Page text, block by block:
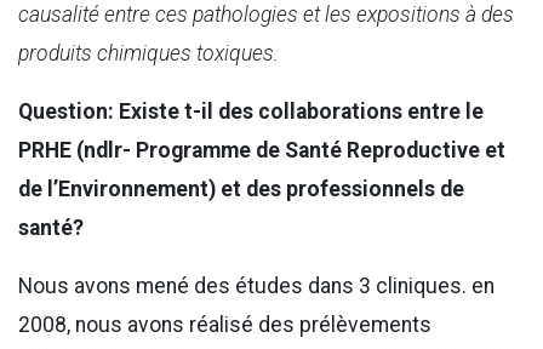
causalité entre ces pathologies et les expositions à des
produits chimiques toxiques.
Question: Existe t-il des collaborations entre le
PRHE (ndlr- Programme de Santé Reproductive et
de l’Environnement) et des professionnels de
santé?
Nous avons mené des études dans 3 cliniques. en
2008, nous avons réalisé des prélèvements